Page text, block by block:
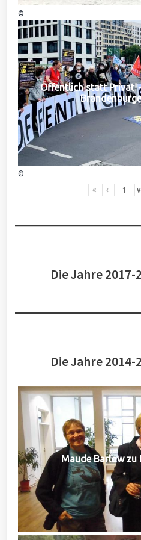
©
Öffentlich statt Privat!
©
« ‹
Die Jahre
Die Jahre
Maude Barlow zu